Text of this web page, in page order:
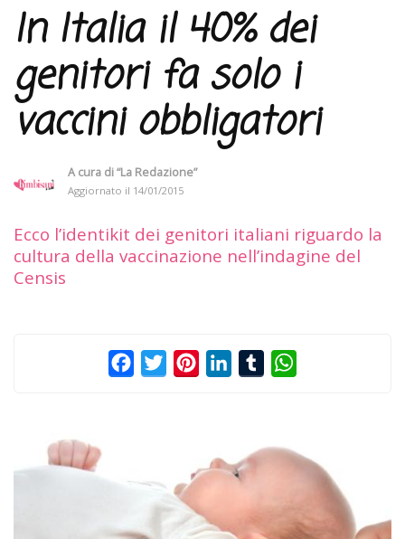
In Italia il 40% dei
genitori fa solo i
vaccini obbligatori
A cura di“La Redazione”
Aggiornato il 14/01/2015
Ecco l’identikit dei genitori italiani riguardo la
cultura della vaccinazione nell’indagine del
Censis
FacebookTwitterPinterestLinkedInTumblr